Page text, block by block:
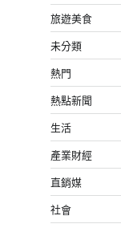
旅遊美食
未分類
熱門
熱點新聞
生活
產業財經
直銷媒
社會